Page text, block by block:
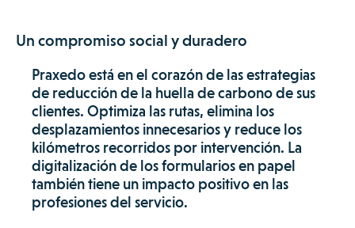
Un compromiso social y duradero
Praxedo está en el corazón de las estrategias
de reducción de la huella de carbono de sus
clientes. Optimiza las rutas, elimina los
desplazamientos innecesarios y reduce los
kilómetros recorridos por intervención. La
digitalización de los formularios en papel
también tiene un impacto positivo en las
profesiones del servicio.